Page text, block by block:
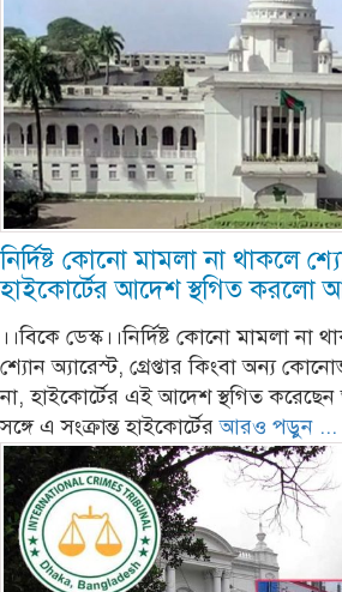
নির্দিষ্ট কোনো মামলা না থাকলে
হাইকোর্টের আদেশ স্থগিত করলো
।।বিকে ডেস্ক।।নির্দিষ্ট কোনো মামলা না
শ্যোন অ্যারেস্ট, গ্রেপ্তার কিংবা অন্য
না, হাইকোর্টের এই আদেশ স্থগিত
সঙ্গে এ সংক্রান্ত হাইকোর্টেরআরও পড়ুন ...